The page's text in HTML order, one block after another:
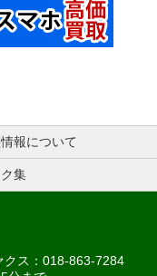
報について
集
ス：018-863-7284